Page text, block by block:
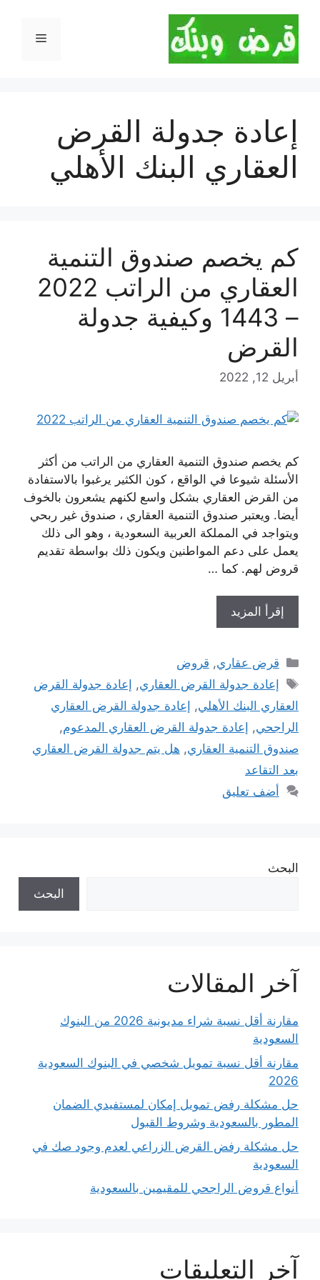
المحتوى
القائمة
إعادة جدولة القرض
العقاري البنك الأهلي
كم يخصم صندوق التنمية
العقاري من الراتب 2022
– 1443 وكيفية جدولة
القرض
أبريل 12, 2022
كم يخصم صندوق التنمية العقاري من الراتب من أكثر
الأسئلة شيوعا في الواقع ، كون الكثير يرغبوا بالاستفادة
من القرض العقاري بشكل واسع لكنهم يشعرون بالخوف
أيضا. ويعتبر صندوق التنمية العقاري ، صندوق غير ربحي
ويتواجد في المملكة العربية السعودية ، وهو الى ذلك
يعمل على دعم المواطنين ويكون ذلك بواسطة تقديم
قروض لهم. كما …
إقرأ المزيد
التصنيفات
قرض عقاري, قروض
الوسوم
إعادة جدولة القرض العقاري, إعادة جدولة القرض
العقاري البنك الأهلي, إعادة جدولة القرض العقاري
الراجحي, إعادة جدولة القرض العقاري المدعوم,
صندوق التنمية العقاري, هل يتم جدولة القرض العقاري
بعد التقاعد
أضف تعليق
البحث
البحث
آخر المقالات
مقارنة أقل نسبة شراء مديونية 2026 من البنوك
السعودية
مقارنة أقل نسبة تمويل شخصي في البنوك السعودية
2026
حل مشكلة رفض تمويل إمكان لمستفيدي الضمان
المطور بالسعودية وشروط القبول
حل مشكلة رفض القرض الزراعي لعدم وجود صك في
السعودية
أنواع قروض الراجحي للمقيمين بالسعودية
آخر التعليقات